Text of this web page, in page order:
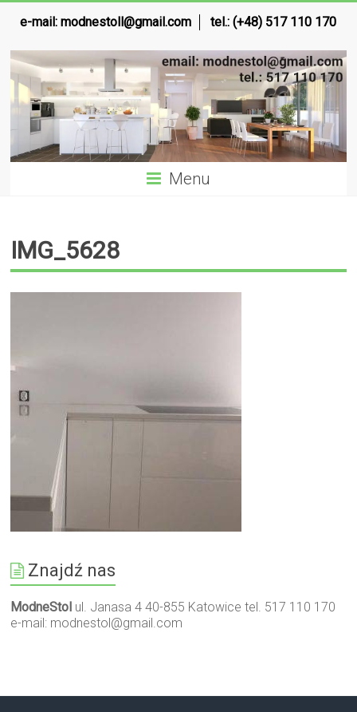
e-mail:modnestoll@gmail.com tel.: (+48) 517 110 170
Menu
IMG_5628
Znajdź nas
ModneStol ul. Janasa 4 40-855 Katowice tel. 517 110 170
e-mail: modnestol@gmail.com